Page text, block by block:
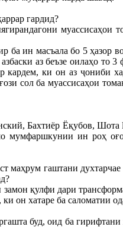
гардид?
муассисаҳои
ин масъала бо 5 ҳазор
аз беъзе оилаҳо то
кардем, ки он аз ҷониби
сол ба муассисаҳои
Бахтиёр Ёқубов, Шота
мумфаршкунии ин роҳ
гаштани
қулфи дари
он хатаре ба саломатии
буд, оид ба